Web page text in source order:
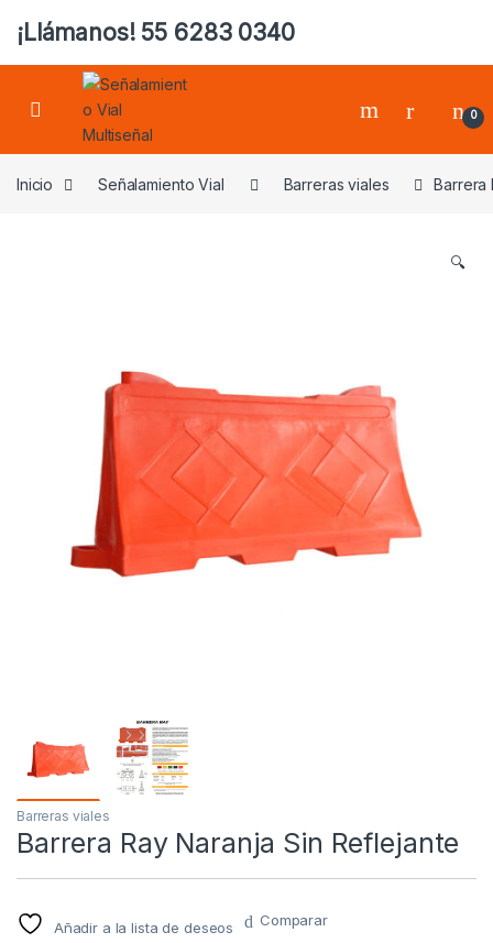
¡Llámanos! 55 6283 0340
0
Inicio Señalamiento Vial Barreras viales Barrera
🔍
Barreras viales
Barrera Ray Naranja Sin Reflejante
Añadir a la lista de deseos Comparar